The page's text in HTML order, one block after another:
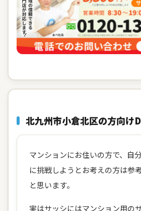
北九州市小倉北区の方向け
マンションにお住いの方で、自
に挑戦しようとお考えの方は参
と思います。
実はサッシにはマンション用の